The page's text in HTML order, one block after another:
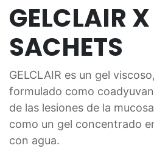
GELCLAIR
SACHETS
GELCLAIR es un gel
formulado como
de las lesiones de la
como un gel concentrado
con agua.